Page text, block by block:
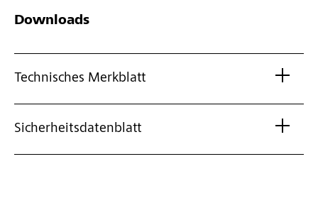
Downloads
Technisches Merkblatt
Sicherheitsdatenblatt